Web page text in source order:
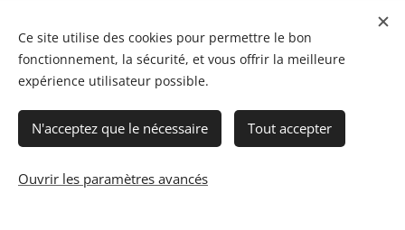
© 2023 Les recettes d'Henri-Luc. Tous droits réservés.
Ce site utilise des cookies pour permettre le bon
fonctionnement, la sécurité, et vous offrir la meilleure
expérience utilisateur possible.
N'acceptez que le nécessaire Tout accepter
Ouvrir les paramètres avancés